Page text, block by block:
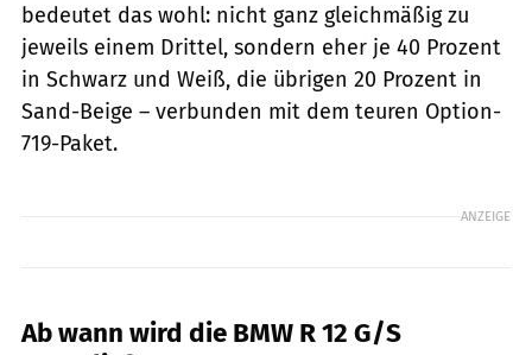
bedeutet das wohl: nicht ganz gleichmäßig zu
jeweils einem Drittel, sondern eher je 40 Prozent
in Schwarz und Weiß, die übrigen 20 Prozent in
Sand-Beige – verbunden mit dem teuren Option-
719-Paket.
ANZEIGE
Ab wann wird die BMW R 12 G/S